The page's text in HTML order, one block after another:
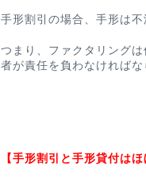
手形割引の場合、 手形は
つまり、ファクタリング
者が責任を負わなければな
【手形割引と手形貸付は